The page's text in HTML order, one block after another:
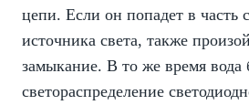
цепи. Если он попадет в часть
источника света, также
замыкание. В то же время вода
светораспределение